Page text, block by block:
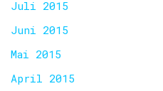
Juli 2015
Juni 2015
Mai 2015
April 2015